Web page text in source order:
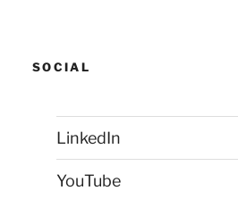
SOCIAL
LinkedIn
YouTube